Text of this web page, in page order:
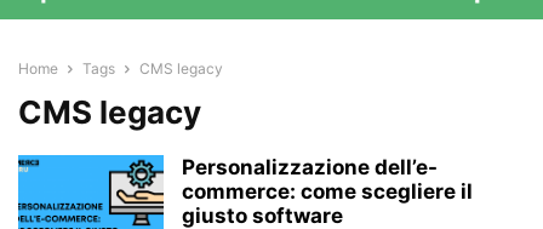
Home Tags CMS legacy
CMS legacy
Personalizzazione dell’e-
commerce: come scegliere il
giusto software